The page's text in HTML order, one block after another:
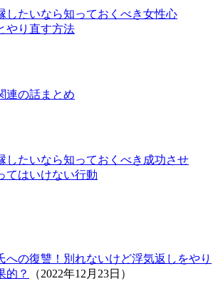
したいなら知っておくべき女性心
やり直す方法
連の話まとめ
したいなら知っておくべき成功させ
てはいけない行動
への復讐！別れないけど浮気返しをやり
的？
（2022年12月23日）